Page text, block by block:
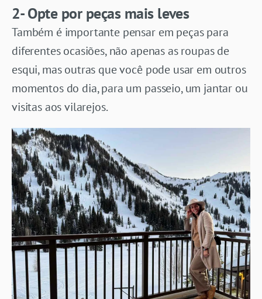
2- Opte por peças mais leves
Também é importante pensar em peças para
diferentes ocasiões, não apenas as roupas de
esqui, mas outras que você pode usar em outros
momentos do dia, para um passeio, um jantar ou
visitas aos vilarejos.